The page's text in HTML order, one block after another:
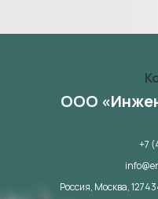
ООО
+7
Россия, Москва,